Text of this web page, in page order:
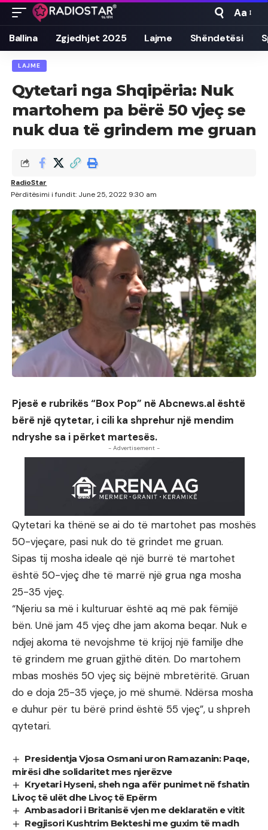
Font
Resizer
Aa
Ballina Zgjedhjet 2025 Lajme Shëndetësi
LAJME
Qytetari nga Shqipëria: Nuk
martohem pa bërë 50 vjeç se
nuk dua të grindem me gruan
Përditësimi i fundit: June 25, 2022 9:30 am
RadioStar
Pjesë e rubrikës “Box Pop” në Abcnews.al është
bërë një qytetar, i cili ka shprehur një mendim
ndryshe sa i përket martesës.
- Advertisement -
Qytetari ka thënë se ai do të martohet pas moshës
50-vjeçare, pasi nuk do të grindet me gruan.
Sipas tij mosha ideale që një burrë të martohet
është 50-vjeç dhe të marrë një grua nga mosha
25-35 vjeç.
“Njeriu sa më i kulturuar është aq më pak fëmijë
bën. Unë jam 45 vjeç dhe jam akoma beqar. Nuk e
ndjej akoma të nevojshme të krijoj një familje dhe
të grindem me gruan gjithë ditën. Do martohem
mbas moshës 50 vjeç siç bëjnë mbretëritë. Gruan
do e doja 25-35 vjeçe, jo më shumë. Ndërsa mosha
e duhur për tu bërë prind është 55 vjeç”, u shpreh
qytetari.
Presidentja Vjosa Osmani uron Ramazanin: Paqe,
mirësi dhe solidaritet mes njerëzve
Kryetari Hyseni, sheh nga afër punimet në fshatin
Livoç të ulët dhe Livoç të Epërm
Ambasadori i Britanisë vjen me deklaratën e vitit
Regjisori Kushtrim Bekteshi me guxim të madh